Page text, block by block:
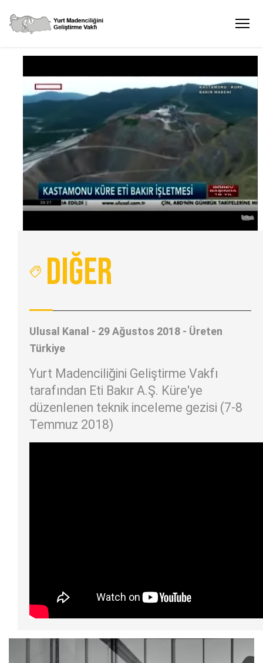
Diğer
Ulusal Kanal - 29 Ağustos 2018 - Üreten
Türkiye
Yurt Madenciliğini Geliştirme Vakfı
tarafından Eti Bakır A.Ş. Küre'ye
düzenlenen teknik inceleme gezisi (7-8
Temmuz 2018)